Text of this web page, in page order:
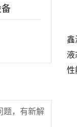
鑫
性
题，有新解